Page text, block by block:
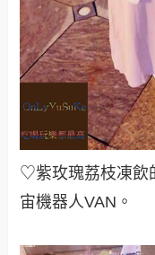
♡紫玫瑰荔枝凍飲
宙機器人VAN。